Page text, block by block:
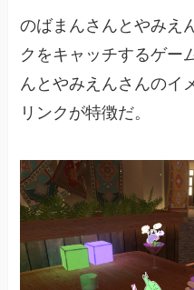
のばまんさんとやみえ
クをキャッチするゲー
んとやみえんさんのイ
リンクが特徴だ。